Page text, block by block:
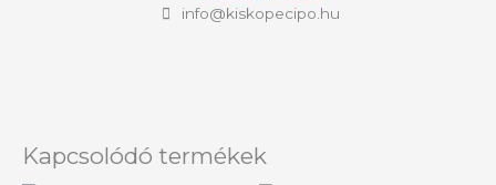
info@kiskopecipo.hu
Kapcsolódó termékek